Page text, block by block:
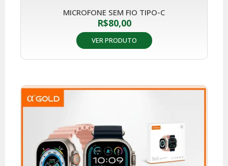
MICROFONE SEM FIO TIPO-C
R$80,00
VER PRODUTO